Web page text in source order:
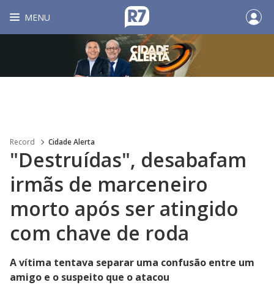
MENU
Record Cidade Alerta
"Destruídas", desabafam
irmãs de marceneiro
morto após ser atingido
com chave de roda
A vítima tentava separar uma confusão entre um
amigo e o suspeito que o atacou